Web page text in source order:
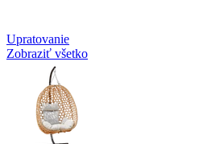
Upratovanie
Zobraziť všetko